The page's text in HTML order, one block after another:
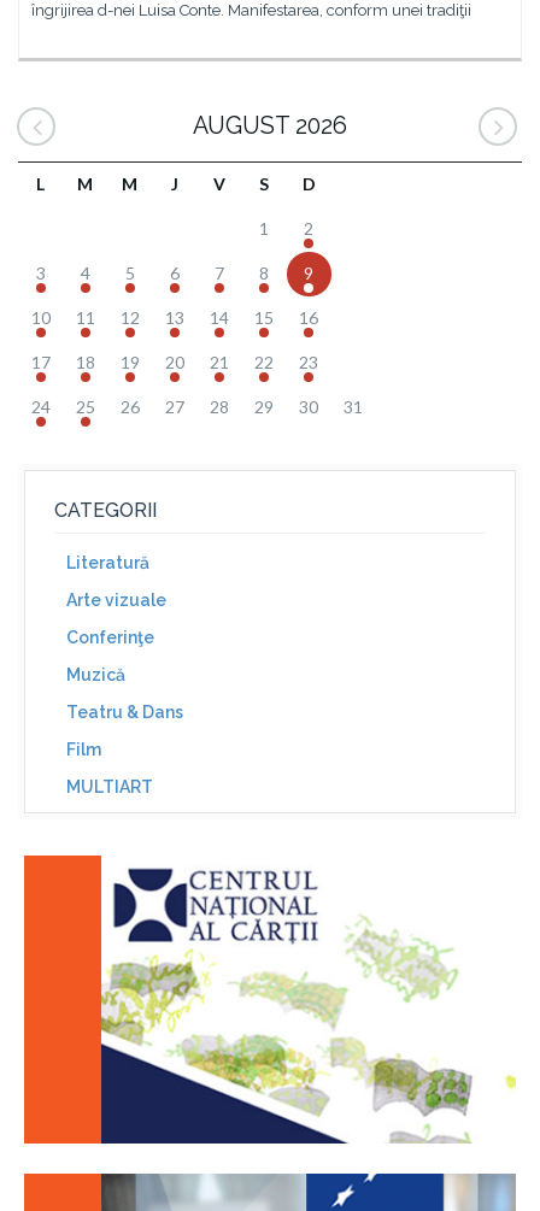
îngrijirea d-nei Luisa Conte. Manifestarea, conform unei tradiţii
AUGUST 2026
L M M J V S D
1 2
3 4 5 6 7 8 9
10 11 12 13 14 15 16
17 18 19 20 21 22 23
24 25 26 27 28 29 30 31
CATEGORII
Literatură
Arte vizuale
Conferinţe
Muzică
Teatru & Dans
Film
MULTIART